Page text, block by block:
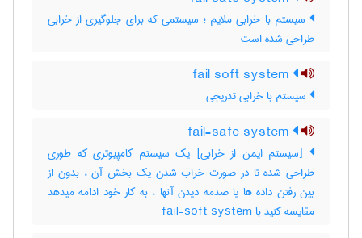
سیستم با خرابی ملایم ؛ سیستمی که برای جلوگیری از خرابی
طراحی شده است
سیستم با خرابی تدریجی
[سیستم ایمن از خرابی] یک سیستم کامپیوتری که طوری
طراحی شده تا در صورت خراب شدن یک بخش آن ، بدون از
بین رفتن داده ها یا صدمه دیدن آنها ، به کار خود ادامه میدهد
مقایسه کنید با ‎ fail-soft system